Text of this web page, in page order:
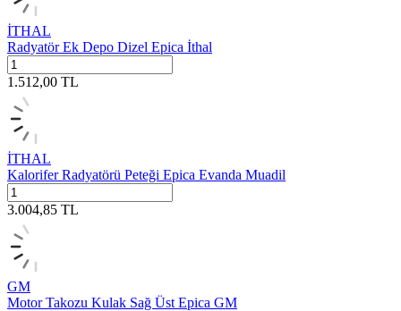
İTHAL
Radyatör Ek Depo Dizel Epica İthal
1.512,00 TL
İTHAL
Kalorifer Radyatörü Peteği Epica Evanda Muadil
3.004,85 TL
GM
Motor Takozu Kulak Sağ Üst Epica GM